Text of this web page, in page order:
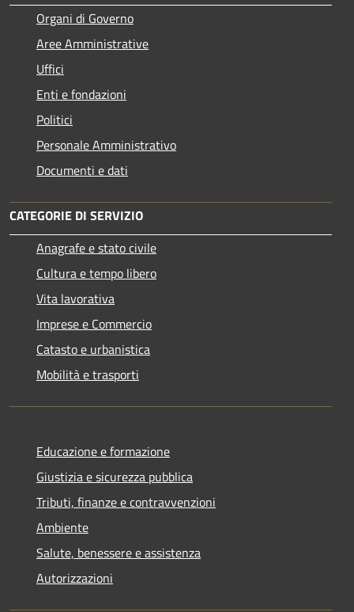
Organi di Governo
Aree Amministrative
Uffici
Enti e fondazioni
Politici
Personale Amministrativo
Documenti e dati
CATEGORIE DI SERVIZIO
Anagrafe e stato civile
Cultura e tempo libero
Vita lavorativa
Imprese e Commercio
Catasto e urbanistica
Mobilità e trasporti
Educazione e formazione
Giustizia e sicurezza pubblica
Tributi, finanze e contravvenzioni
Ambiente
Salute, benessere e assistenza
Autorizzazioni